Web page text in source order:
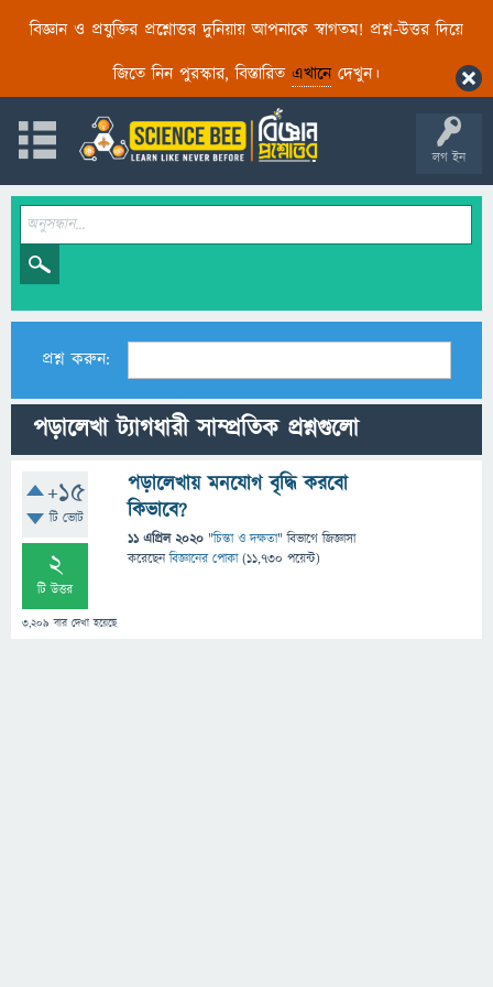
বিজ্ঞান ও প্রযুক্তির প্রশ্নোত্তর দুনিয়ায় আপনাকে স্বাগতম! প্রশ্ন-উত্তর দিয়ে
জিতে নিন পুরস্কার, বিস্তারিত এখানেদেখুন।
লগ ইন
প্রশ্ন করুন:
পড়ালেখা ট্যাগধারী সাম্প্রতিক প্রশ্নগুলো
+15
টি ভোট
2
টি উত্তর
3,209 বার দেখা হয়েছে
পড়ালেখায় মনযোগ বৃদ্ধি করবো
কিভাবে?
11 এপ্রিল 2020 "চিন্তা ও দক্ষতা" বিভাগে জিজ্ঞাসা
করেছেনবিজ্ঞানের পোকা (11,730 পয়েন্ট)